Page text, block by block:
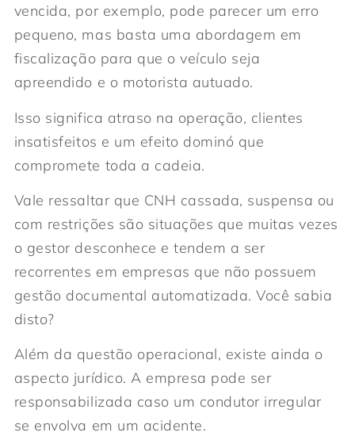
vencida, por exemplo, pode parecer um erro
pequeno, mas basta uma abordagem em
fiscalização para que o veículo seja
apreendido e o motorista autuado.
Isso significa atraso na operação, clientes
insatisfeitos e um efeito dominó que
compromete toda a cadeia.
Vale ressaltar que CNH cassada, suspensa ou
com restrições são situações que muitas vezes
o gestor desconhece e tendem a ser
recorrentes em empresas que não possuem
gestão documental automatizada. Você sabia
disto?
Além da questão operacional, existe ainda o
aspecto jurídico. A empresa pode ser
responsabilizada caso um condutor irregular
se envolva em um acidente.